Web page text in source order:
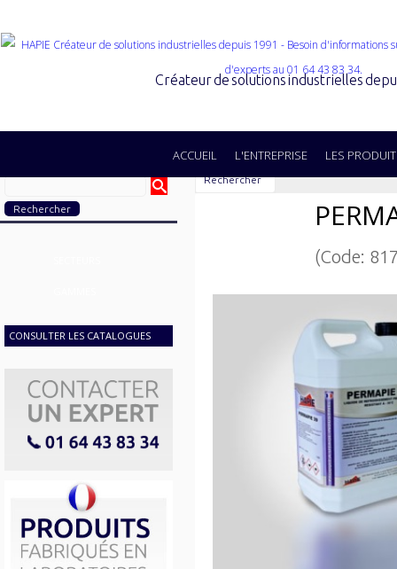
Créateur de solutions industrielles
ACCUEIL L'ENTREPRISE LES
CONSULTER LES CATALOGUES
Rechercher
(Code: